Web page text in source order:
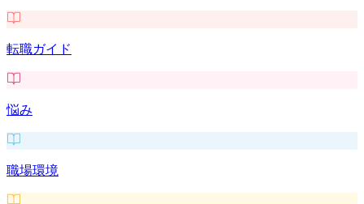
転職ガイド
悩み
職場環境